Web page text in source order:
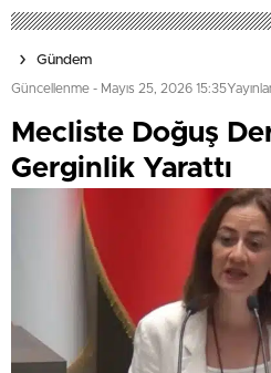
Gündem
Güncellenme - Mayıs 25, 2026 15:35
Mecliste Doğuş
Gerginlik Yarattı